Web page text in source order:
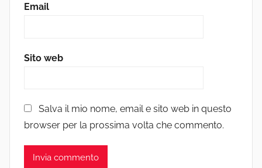
Email
Sito web
Salva il mio nome, email e sito web in questo
browser per la prossima volta che commento.